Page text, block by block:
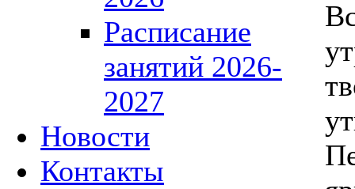
Расписание
занятий 2026-
2027
Новости
Контакты